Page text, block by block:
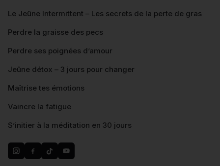
Le Jeûne Intermittent – Les secrets de la perte de gras
Perdre la graisse des pecs
Perdre ses poignées d’amour
Jeûne détox – 3 jours pour changer
Maîtrise tes émotions
Vaincre la fatigue
S’initier à la méditation en 30 jours